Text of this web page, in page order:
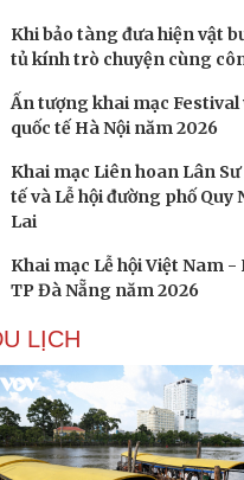
Khi bảo tàng đưa hiện vật
tủ kính trò chuyện cùng
Ấn tượng khai mạc Festival
quốc tế Hà Nội năm 2026
Khai mạc Liên hoan Lân Sư
tế và Lễ hội đường phố Quy
Lai
Khai mạc Lễ hội Việt Nam -
TP Đà Nẵng năm 2026
LỊCH